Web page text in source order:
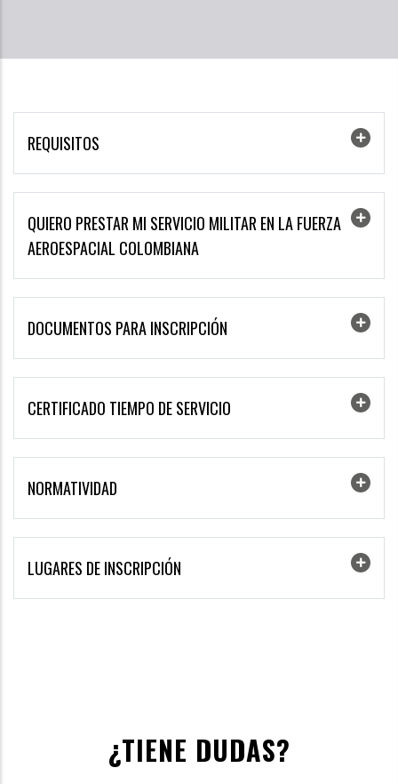
REQUISITOS
QUIERO PRESTAR MI SERVICIO MILITAR EN LA FUERZA
AEROESPACIAL COLOMBIANA
DOCUMENTOS PARA INSCRIPCIÓN
CERTIFICADO TIEMPO DE SERVICIO
NORMATIVIDAD
LUGARES DE INSCRIPCIÓN
¿TIENE DUDAS?